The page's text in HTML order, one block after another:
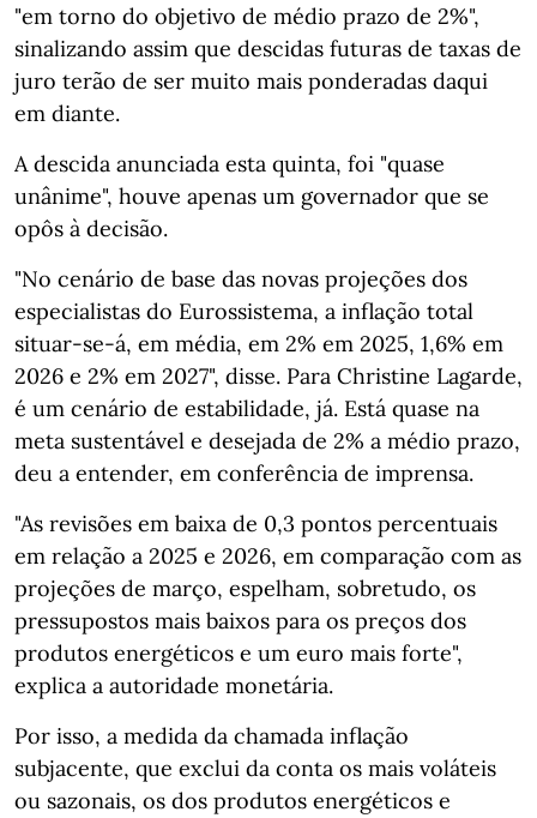
"em torno do objetivo de médio prazo de 2%",
sinalizando assim que descidas futuras de taxas de
juro terão de ser muito mais ponderadas daqui
em diante.
A descida anunciada esta quinta, foi "quase
unânime", houve apenas um governador que se
opôs à decisão.
"No cenário de base das novas projeções dos
especialistas do Eurossistema, a inflação total
situar-se-á, em média, em 2% em 2025, 1,6% em
2026 e 2% em 2027", disse. Para Christine Lagarde,
é um cenário de estabilidade, já. Está quase na
meta sustentável e desejada de 2% a médio prazo,
deu a entender, em conferência de imprensa.
"As revisões em baixa de 0,3 pontos percentuais
em relação a 2025 e 2026, em comparação com as
projeções de março, espelham, sobretudo, os
pressupostos mais baixos para os preços dos
produtos energéticos e um euro mais forte",
explica a autoridade monetária.
Por isso, a medida da chamada inflação
subjacente, que exclui da conta os mais voláteis
ou sazonais, os dos produtos energéticos e